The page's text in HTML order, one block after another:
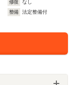
修復
なし
整備
法定整備付